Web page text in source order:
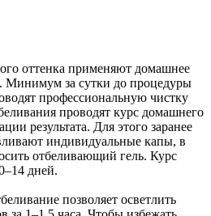
оттенка применяют домашнее
Минимум за сутки до процедуры
профессиональную чистку
проводят курс домашнего
результата. Для этого заранее
индивидуальные капы, в
отбеливающий гель. Курс
дней.
позволяет осветлить